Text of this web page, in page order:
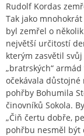
Rudolf Kordas
Tak jako
byl zemřel o
největší určitostí
kterým zasvětil
„bratrských“
očekávala
pohřby Bohumila
činovníků Sokola.
„Čiň čertu dobře,
pohřbu nesměl být